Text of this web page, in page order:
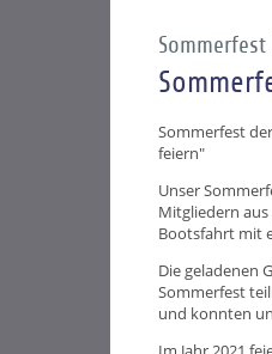
Sommerfest
Sommerfest
feiern"
Unser
Mitgliedern
Bootsfahrt mit
Die geladenen
Sommerfest
und konnten